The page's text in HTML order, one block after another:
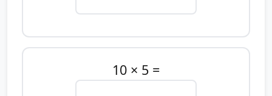
10 × 5 =